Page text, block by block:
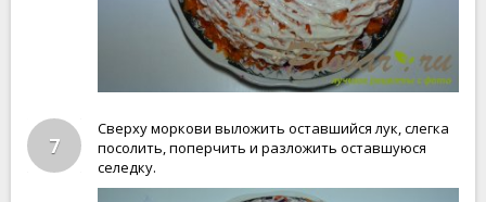
7
Сверху моркови выложить оставшийся лук, слегка
посолить, поперчить и разложить оставшуюся
селедку.